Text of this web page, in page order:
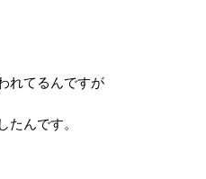
れてるんですが
んです。